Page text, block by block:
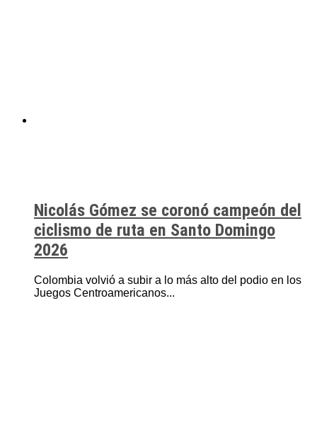
Nicolás Gómez se coronó campeón del
ciclismo de ruta en Santo Domingo
2026
Colombia volvió a subir a lo más alto del podio en los
Juegos Centroamericanos...